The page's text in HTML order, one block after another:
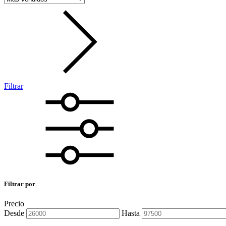
Filtrar
Filtrar por
Precio
Desde
Hasta